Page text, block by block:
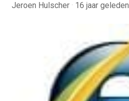
Jeroen Hulscher · 16 jaar geleden